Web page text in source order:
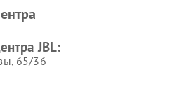
JBL:
65/36